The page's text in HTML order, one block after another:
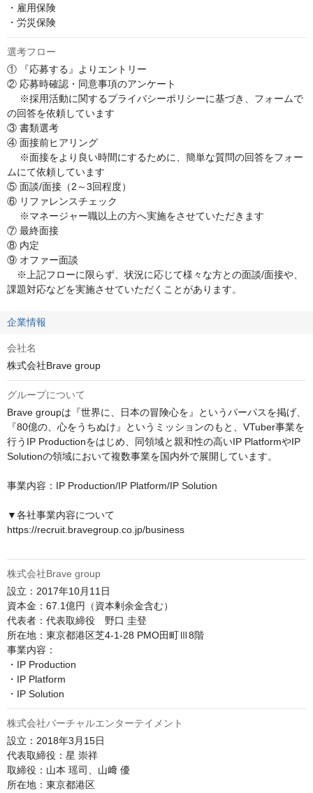
・雇用保険
・労災保険
選考フロー
① 『応募する』よりエントリー
② 応募時確認・同意事項のアンケート
※採用活動に関するプライバシーポリシーに基づき、フォームで
の回答を依頼しています
③ 書類選考
④ 面接前ヒアリング
※面接をより良い時間にするために、簡単な質問の回答をフォー
ムにて依頼しています
⑤ 面談/面接（2～3回程度）
⑥ リファレンスチェック
※マネージャー職以上の方へ実施をさせていただきます
⑦ 最終面接
⑧ 内定
⑨ オファー面談
※上記フローに限らず、状況に応じて様々な方との面談/面接や、
課題対応などを実施させていただくことがあります。
企業情報
会社名
株式会社Brave group
グループについて
Brave groupは『世界に、日本の冒険心を』というパーパスを掲げ、
『80億の、心をうちぬけ』というミッションのもと、VTuber事業を
行うIP Productionをはじめ、同領域と親和性の高いIP PlatformやIP
Solutionの領域において複数事業を国内外で展開しています。
事業内容：IP Production/IP Platform/IP Solution
▼各社事業内容について
https://recruit.bravegroup.co.jp/business
株式会社Brave group
設立：2017年10月11日
資本金：67.1億円（資本剰余金含む）
代表者：代表取締役　野口 圭登
所在地：東京都港区芝4-1-28 PMO田町Ⅲ8階
事業内容：
・IP Production
・IP Platform
株式会社バーチャルエンターテイメント
設立：2018年3月15日
代表取締役：星 崇祥
取締役：山本 瑶司、山﨑 優
所在地：東京都港区